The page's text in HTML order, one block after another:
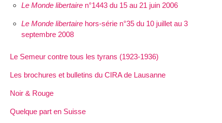
Le Monde libertairen°1443 du 15 au 21 juin 2006
Le Monde libertairehors-série n°35 du 10 juillet au 3
septembre 2008
Le Semeur contre tous les tyrans (1923-1936)
Les brochures et bulletins du CIRA de Lausanne
Noir & Rouge
Quelque part en Suisse